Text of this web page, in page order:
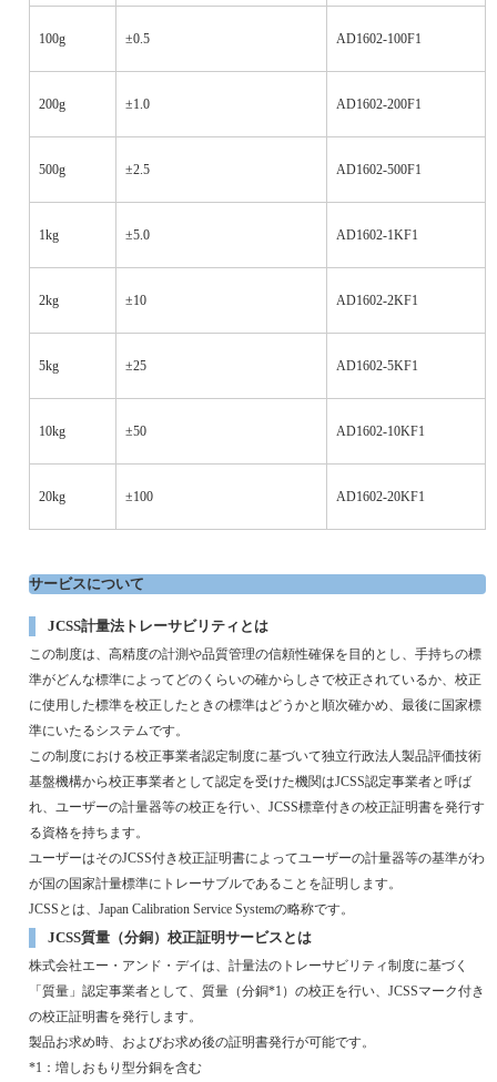
100g ±0.5 AD1602-100F1
200g ±1.0 AD1602-200F1
500g ±2.5 AD1602-500F1
1kg ±5.0 AD1602-1KF1
2kg ±10 AD1602-2KF1
5kg ±25 AD1602-5KF1
10kg ±50 AD1602-10KF1
20kg ±100 AD1602-20KF1
サービスについて
JCSS計量法トレーサビリティとは
この制度は、高精度の計測や品質管理の信頼性確保を目的とし、手持ちの標
準がどんな標準によってどのくらいの確からしさで校正されているか、校正
に使用した標準を校正したときの標準はどうかと順次確かめ、最後に国家標
準にいたるシステムです。
この制度における校正事業者認定制度に基づいて独立行政法人製品評価技術
基盤機構から校正事業者として認定を受けた機関はJCSS認定事業者と呼ば
れ、ユーザーの計量器等の校正を行い、 JCSS標章付きの校正証明書を発行す
る資格を持ちます。
ユーザーはそのJCSS付き校正証明書によってユーザーの計量器等の基準がわ
が国の国家計量標準にトレーサブルであることを証明します。
JCSS とは、 Japan Calibration Service Systemの略称です。
JCSS質量（分銅）校正証明サービスとは
株式会社エー・アンド・デイは、計量法のトレーサビリティ制度に基づく
「質量」認定事業者として、質量（分銅*1 ）の校正を行い、 JCSSマーク付き
の校正証明書を発行します。
製品お求め時、およびお求め後の証明書発行が可能です。
*1 ：増しおもり型分銅を含む